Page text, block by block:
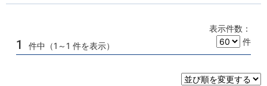
1 件中（1～1 件を表示）
表示件数：
件